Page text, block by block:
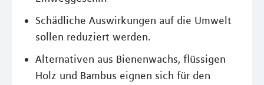
Schädliche Auswirkungen auf die Umwelt
sollen reduziert werden.
Alternativen aus Bienenwachs, flüssigen
Holz und Bambus eignen sich für den